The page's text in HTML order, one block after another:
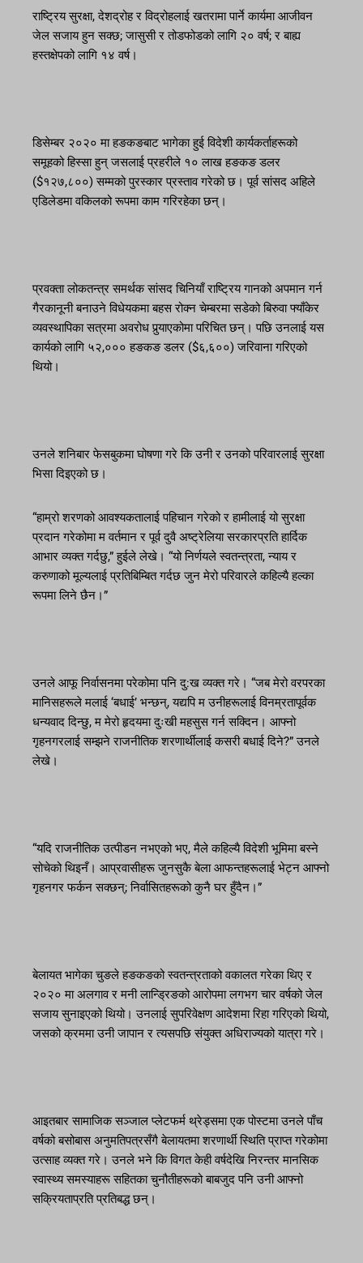
राष्ट्रिय सुरक्षा, देशद्रोह र विद्रोहलाई खतरामा पार्ने कार्यमा आजीवन
जेल सजाय हुन सक्छ; जासुसी र तोडफोडको लागि २० वर्ष; र बाह्य
हस्तक्षेपको लागि १४ वर्ष।
डिसेम्बर २०२० मा हङकङबाट भागेका हुई विदेशी कार्यकर्ताहरूको
समूहको हिस्सा हुन् जसलाई प्रहरीले १० लाख हङकङ डलर
($१२७,८००) सम्मको पुरस्कार प्रस्ताव गरेको छ। पूर्व सांसद अहिले
एडिलेडमा वकिलको रूपमा काम गरिरहेका छन्।
प्रवक्ता लोकतन्त्र समर्थक सांसद चिनियाँ राष्ट्रिय गानको अपमान गर्न
गैरकानूनी बनाउने विधेयकमा बहस रोक्न चेम्बरमा सडेको बिरुवा फ्याँकेर
व्यवस्थापिका सत्रमा अवरोध पुर्‍याएकोमा परिचित छन्। पछि उनलाई यस
कार्यको लागि ५२,००० हङकङ डलर ($६,६००) जरिवाना गरिएको
थियो।
उनले शनिबार फेसबुकमा घोषणा गरे कि उनी र उनको परिवारलाई सुरक्षा
भिसा दिइएको छ।
“हाम्रो शरणको आवश्यकतालाई पहिचान गरेको र हामीलाई यो सुरक्षा
प्रदान गरेकोमा म वर्तमान र पूर्व दुवै अष्ट्रेलिया सरकारप्रति हार्दिक
आभार व्यक्त गर्दछु,” हुईले लेखे। “यो निर्णयले स्वतन्त्रता, न्याय र
करुणाको मूल्यलाई प्रतिबिम्बित गर्दछ जुन मेरो परिवारले कहिल्यै हल्का
रूपमा लिने छैन।”
उनले आफू निर्वासनमा परेकोमा पनि दु:ख व्यक्त गरे। “जब मेरो वरपरका
मानिसहरूले मलाई ‘बधाई’ भन्छन्, यद्यपि म उनीहरूलाई विनम्रतापूर्वक
धन्यवाद दिन्छु, म मेरो हृदयमा दुःखी महसुस गर्न सक्दिन। आफ्नो
गृहनगरलाई सम्झने राजनीतिक शरणार्थीलाई कसरी बधाई दिने?” उनले
लेखे।
“यदि राजनीतिक उत्पीडन नभएको भए, मैले कहिल्यै विदेशी भूमिमा बस्ने
सोचेको थिइनँ। आप्रवासीहरू जुनसुकै बेला आफन्तहरूलाई भेट्न आफ्नो
गृहनगर फर्कन सक्छन्; निर्वासितहरूको कुनै घर हुँदैन।”
बेलायत भागेका चुङले हङकङको स्वतन्त्रताको वकालत गरेका थिए र
२०२० मा अलगाव र मनी लान्ड्रिङको आरोपमा लगभग चार वर्षको जेल
सजाय सुनाइएको थियो। उनलाई सुपरिवेक्षण आदेशमा रिहा गरिएको थियो,
जसको क्रममा उनी जापान र त्यसपछि संयुक्त अधिराज्यको यात्रा गरे।
आइतबार सामाजिक सञ्जाल प्लेटफर्म थ्रेड्समा एक पोस्टमा उनले पाँच
वर्षको बसोबास अनुमतिपत्रसँगै बेलायतमा शरणार्थी स्थिति प्राप्त गरेकोमा
उत्साह व्यक्त गरे। उनले भने कि विगत केही वर्षदेखि निरन्तर मानसिक
स्वास्थ्य समस्याहरू सहितका चुनौतीहरूको बाबजुद पनि उनी आफ्नो
सक्रियताप्रति प्रतिबद्ध छन्।